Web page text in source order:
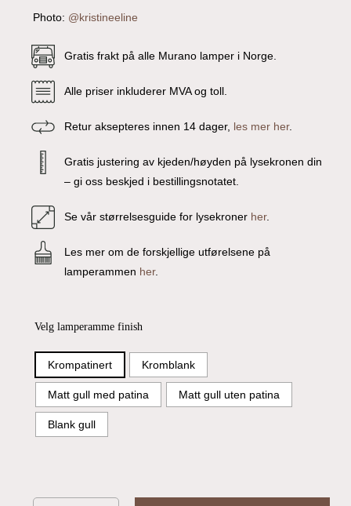
Du har ingen produkter i handlekurven.
Photo: @kristineeline
Gratis frakt på alle Murano lamper i Norge.
Alle priser inkluderer MVA og toll.
Retur aksepteres innen 14 dager, les mer her.
Gratis justering av kjeden/høyden på lysekronen din
– gi oss beskjed i bestillingsnotatet.
Se vår størrelsesguide for lysekronerher.
Les mer om de forskjellige utførelsene på
lamperammen her.
Velg lamperamme finish
Krompatinert Kromblank
Matt gull med patina Matt gull uten patina
Blank gull